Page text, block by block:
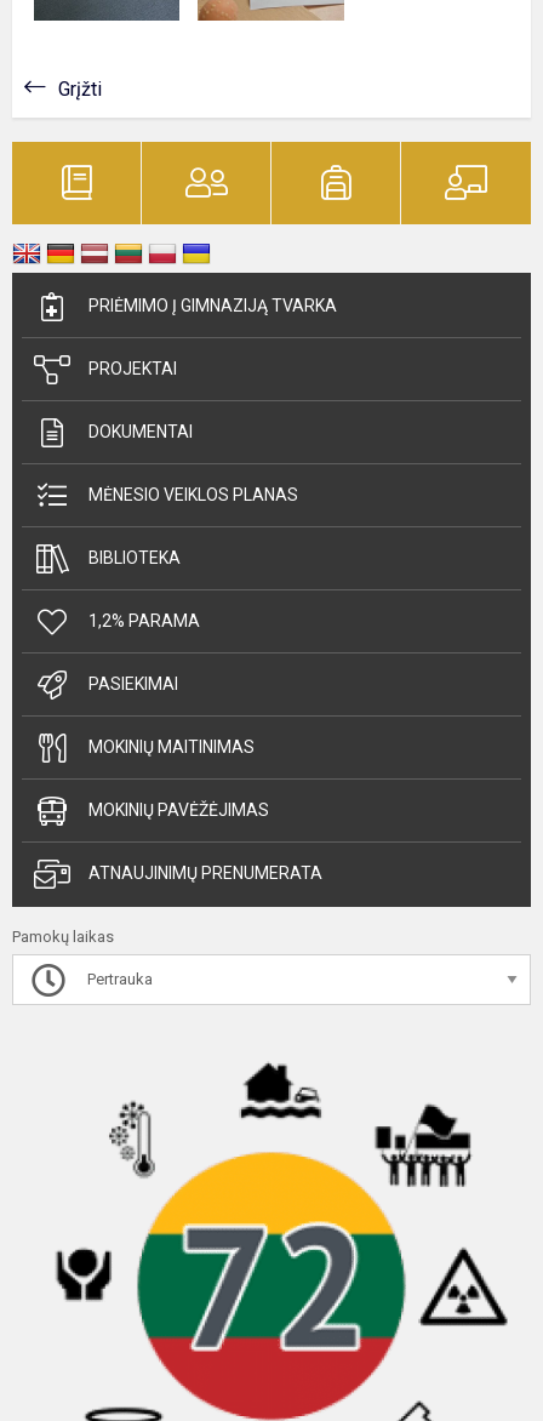
Grįžti
PRIĖMIMO Į GIMNAZIJĄ TVARKA
PROJEKTAI
DOKUMENTAI
MĖNESIO VEIKLOS PLANAS
BIBLIOTEKA
1,2% PARAMA
PASIEKIMAI
MOKINIŲ MAITINIMAS
MOKINIŲ PAVĖŽĖJIMAS
ATNAUJINIMŲ PRENUMERATA
Pamokų laikas
Pertrauka